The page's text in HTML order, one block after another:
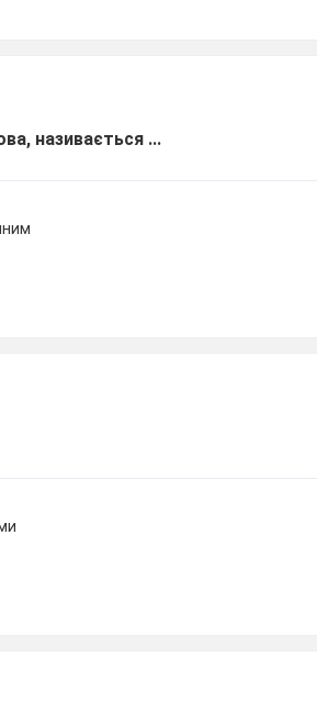
називається ...